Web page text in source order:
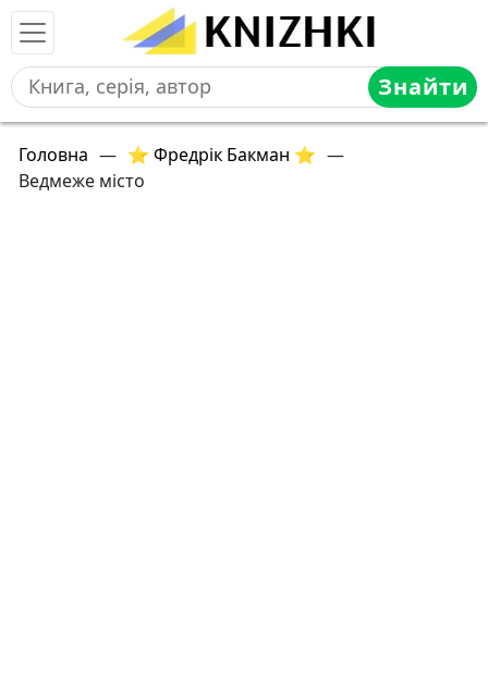
Знайти
Головна — ⭐ Фредрік Бакман ⭐ —
Ведмеже місто